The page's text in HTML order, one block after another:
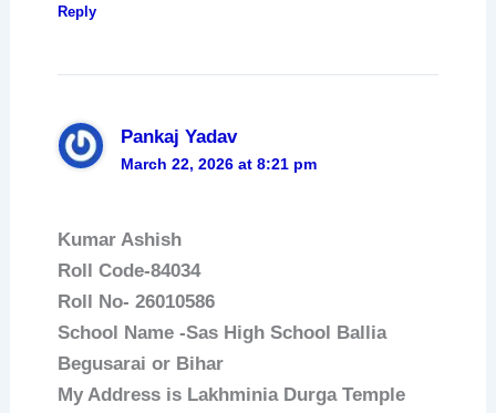
Reply
Pankaj Yadav
March 22, 2026 at 8:21 pm
Kumar Ashish
Roll Code-84034
Roll No- 26010586
School Name -Sas High School Ballia
Begusarai or Bihar
My Address is Lakhminia Durga Temple